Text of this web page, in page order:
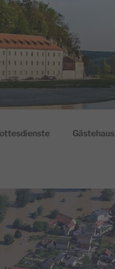
Gästehaus